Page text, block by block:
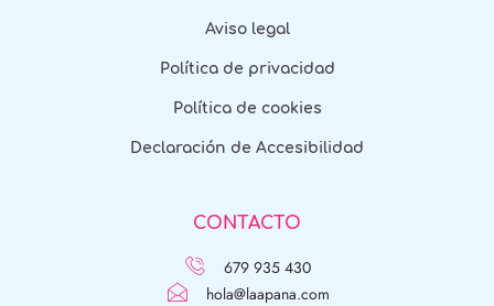
Aviso legal
Política de privacidad
Política de cookies
Declaración de Accesibilidad
CONTACTO
679 935 430
hola@laapana.com